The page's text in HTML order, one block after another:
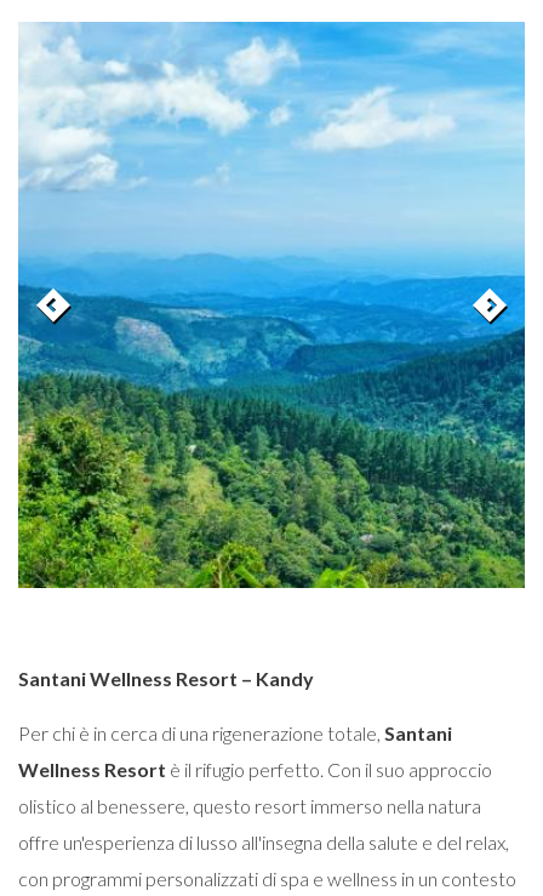
Santani Wellness Resort – Kandy
Per chi è in cerca di una rigenerazione totale, Santani
Wellness Resort è il rifugio perfetto. Con il suo approccio
olistico al benessere, questo resort immerso nella natura
offre un'esperienza di lusso all'insegna della salute e del relax,
con programmi personalizzati di spa e wellness in un contesto